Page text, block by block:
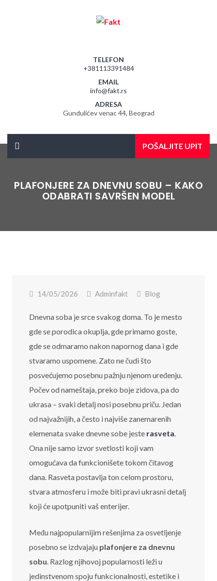
TELEFON
+381113391484
EMAIL
info@fakt.rs
ADRESA
Gundulićev venac 44, Beograd
POŠALJITE UPIT
PLAFONJERE ZA DNEVNU SOBU – KAKO
ODABRATI SAVRŠEN MODEL
14/05/2026 Adminfakt Blog
Dnevna soba je srce svakog doma. To je mesto
gde se porodica okuplja, gde primamo goste,
gde se odmaramo nakon napornog dana i gde
stvaramo uspomene. Zato ne čudi što
posvećujemo posebnu pažnju njenom uređenju.
Počev od nameštaja, preko boje zidova, pa do
ukrasa – svaki detalj nosi posebnu priču. Jedan
od najvažnijih, a često i najviše zanemarenih
elemenata svake dnevne sobe jeste rasveta.
Ona nije samo izvor svetlosti koji vam
omogućava da funkcionišete tokom čitavog
dana. Rasveta postavlja ton celom prostoru,
stvara atmosferu i može biti pravi ukrasni detalj
koji će upotpuniti vaš enterijer.
Među najpopularnijim rešenjima za osvetljenje
posebno se izdvajaju plafonjere za dnevnu
sobu. Razlog njihovoj popularnosti leži u
jedinstvenom spoju funkcionalnosti, estetike i